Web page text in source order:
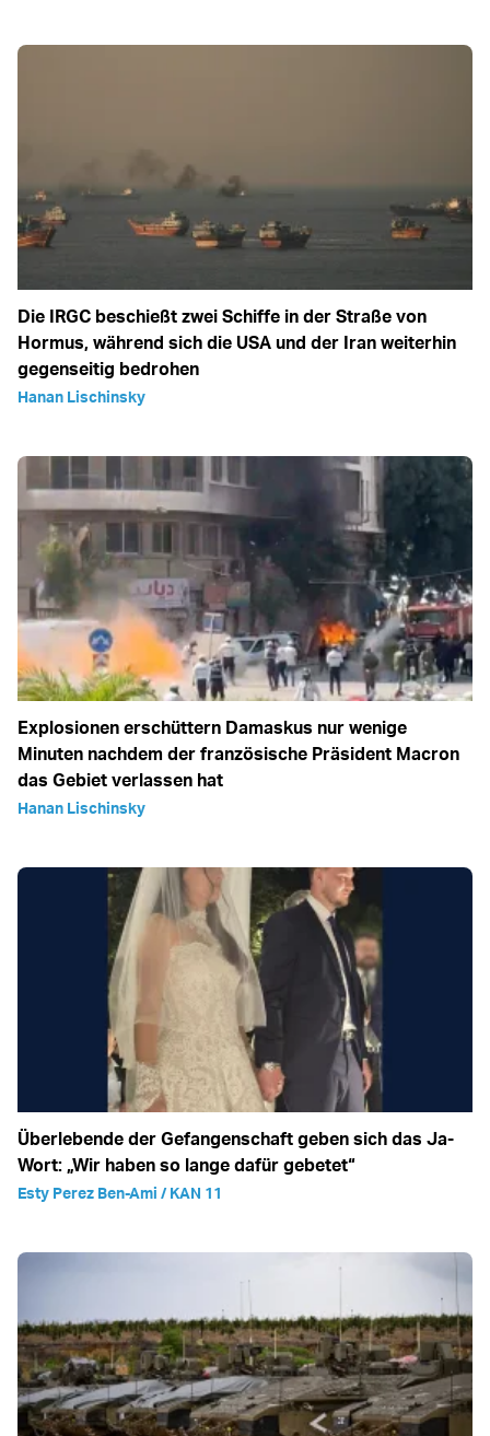
Die IRGC beschießt zwei Schiffe in der Straße von
Hormus, während sich die USA und der Iran weiterhin
gegenseitig bedrohen
Hanan Lischinsky
Explosionen erschüttern Damaskus nur wenige
Minuten nachdem der französische Präsident Macron
das Gebiet verlassen hat
Hanan Lischinsky
Überlebende der Gefangenschaft geben sich das Ja-
Wort: „Wir haben so lange dafür gebetet“
Esty Perez Ben-Ami / KAN 11